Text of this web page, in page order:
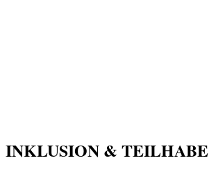
INKLUSION & TEILHABE